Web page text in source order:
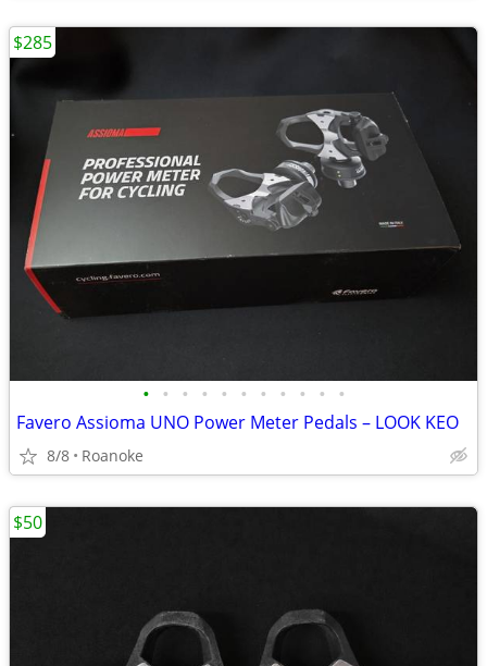
• • • • • • • • • • •
Favero Assioma UNO Power Meter Pedals – LOOK KEO
8/8 Roanoke
$285
$50